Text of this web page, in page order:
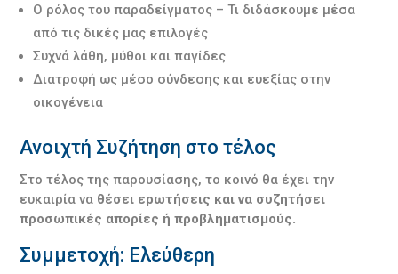
Ο ρόλος του παραδείγματος – Τι διδάσκουμε μέσα
από τις δικές μας επιλογές
Συχνά λάθη, μύθοι και παγίδες
Διατροφή ως μέσο σύνδεσης και ευεξίας στην
οικογένεια
Ανοιχτή Συζήτηση στο τέλος
Στο τέλος της παρουσίασης, το κοινό θα έχει την
ευκαιρία να θέσει ερωτήσεις και να συζητήσει
προσωπικές απορίες ή προβληματισμούς.
Συμμετοχή: Ελεύθερη